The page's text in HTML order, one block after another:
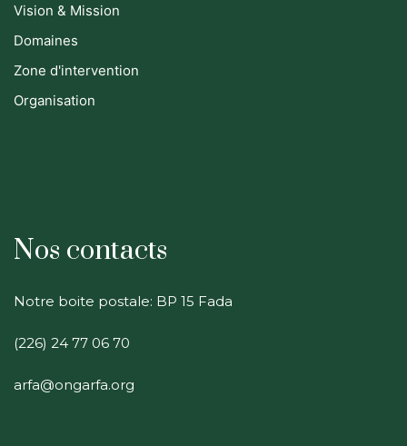
Vision & Mission
Domaines
Zone d'intervention
Organisation
Nos contacts
Notre boite postale: BP 15 Fada
(226) 24 77 06 70
arfa@ongarfa.org